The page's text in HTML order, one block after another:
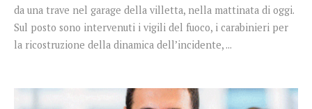
da una trave nel garage della villetta, nella mattinata di oggi.
Sul posto sono intervenuti i vigili del fuoco, i carabinieri per
la ricostruzione della dinamica dell’incidente, ...